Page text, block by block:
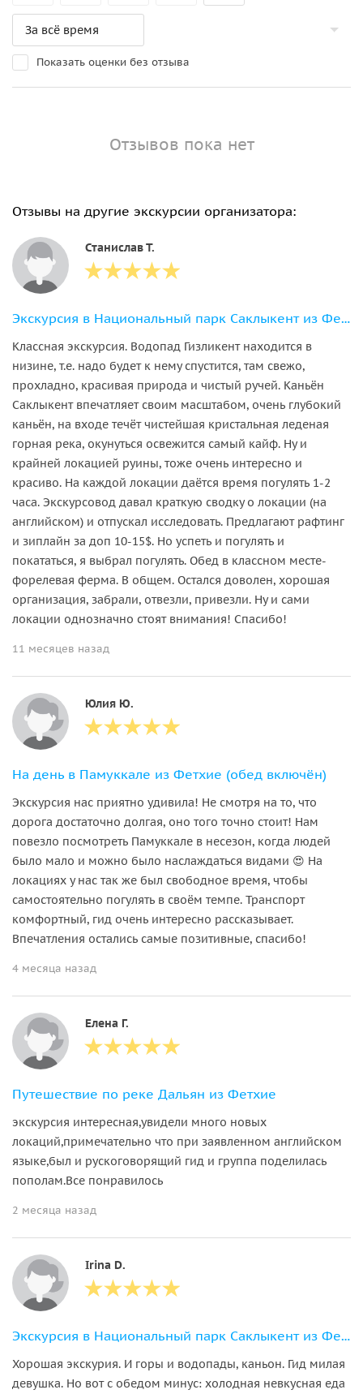
Показать оценки без отзыва
Отзывов пока нет
Отзывы на другие экскурсии организатора:
Станислав Т.
Экскурсия в Национальный парк Саклыкент из Фетхие
Классная экскурсия. Водопад Гизликент находится в
низине, т.е. надо будет к нему спустится, там свежо,
прохладно, красивая природа и чистый ручей. Каньён
Саклыкент впечатляет своим масштабом, очень глубокий
каньён, на входе течёт чистейшая кристальная леденая
горная река, окунуться освежится самый кайф. Ну и
крайней локацией руины, тоже очень интересно и
красиво. На каждой локации даётся время погулять 1-2
часа. Экскурсовод давал краткую сводку о локации (на
английском) и отпускал исследовать. Предлагают рафтинг
и зиплайн за доп 10-15$. Но успеть и погулять и
покататься, я выбрал погулять. Обед в классном месте-
форелевая ферма. В общем. Остался доволен, хорошая
организация, забрали, отвезли, привезли. Ну и сами
локации однозначно стоят внимания! Спасибо!
11 месяцев назад
Юлия Ю.
На день в Памуккале из Фетхие (обед включён)
Экскурсия нас приятно удивила! Не смотря на то, что
дорога достаточно долгая, оно того точно стоит! Нам
повезло посмотреть Памуккале в несезон, когда людей
было мало и можно было наслаждаться видами 😍 На
локациях у нас так же был свободное время, чтобы
самостоятельно погулять в своём темпе. Транспорт
комфортный, гид очень интересно рассказывает.
Впечатления остались самые позитивные, спасибо!
4 месяца назад
Елена Г.
Путешествие по реке Дальян из Фетхие
экскурсия интересная,увидели много новых
локаций,примечательно что при заявленном английском
языке,был и рускоговорящий гид и группа поделилась
пополам.Все понравилось
2 месяца назад
Irina D.
Экскурсия в Национальный парк Саклыкент из Фетхие
Хорошая экскурия. И горы и водопады, каньон. Гид милая
девушка. Но вот с обедом минус: холодная невкусная еда